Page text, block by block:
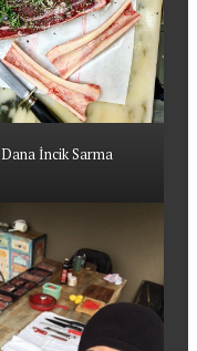
Dana İncik Sarma